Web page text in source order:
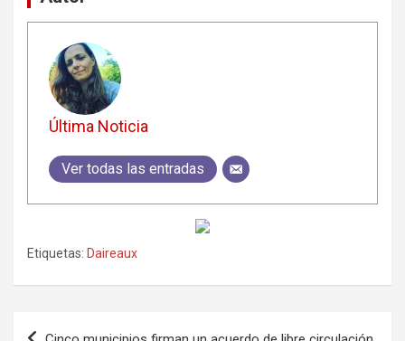
Última Noticia
Ver todas las entradas
Etiquetas: Daireaux
Navegación